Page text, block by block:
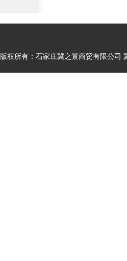
版权所有：石家庄冀之景商贸有限公司